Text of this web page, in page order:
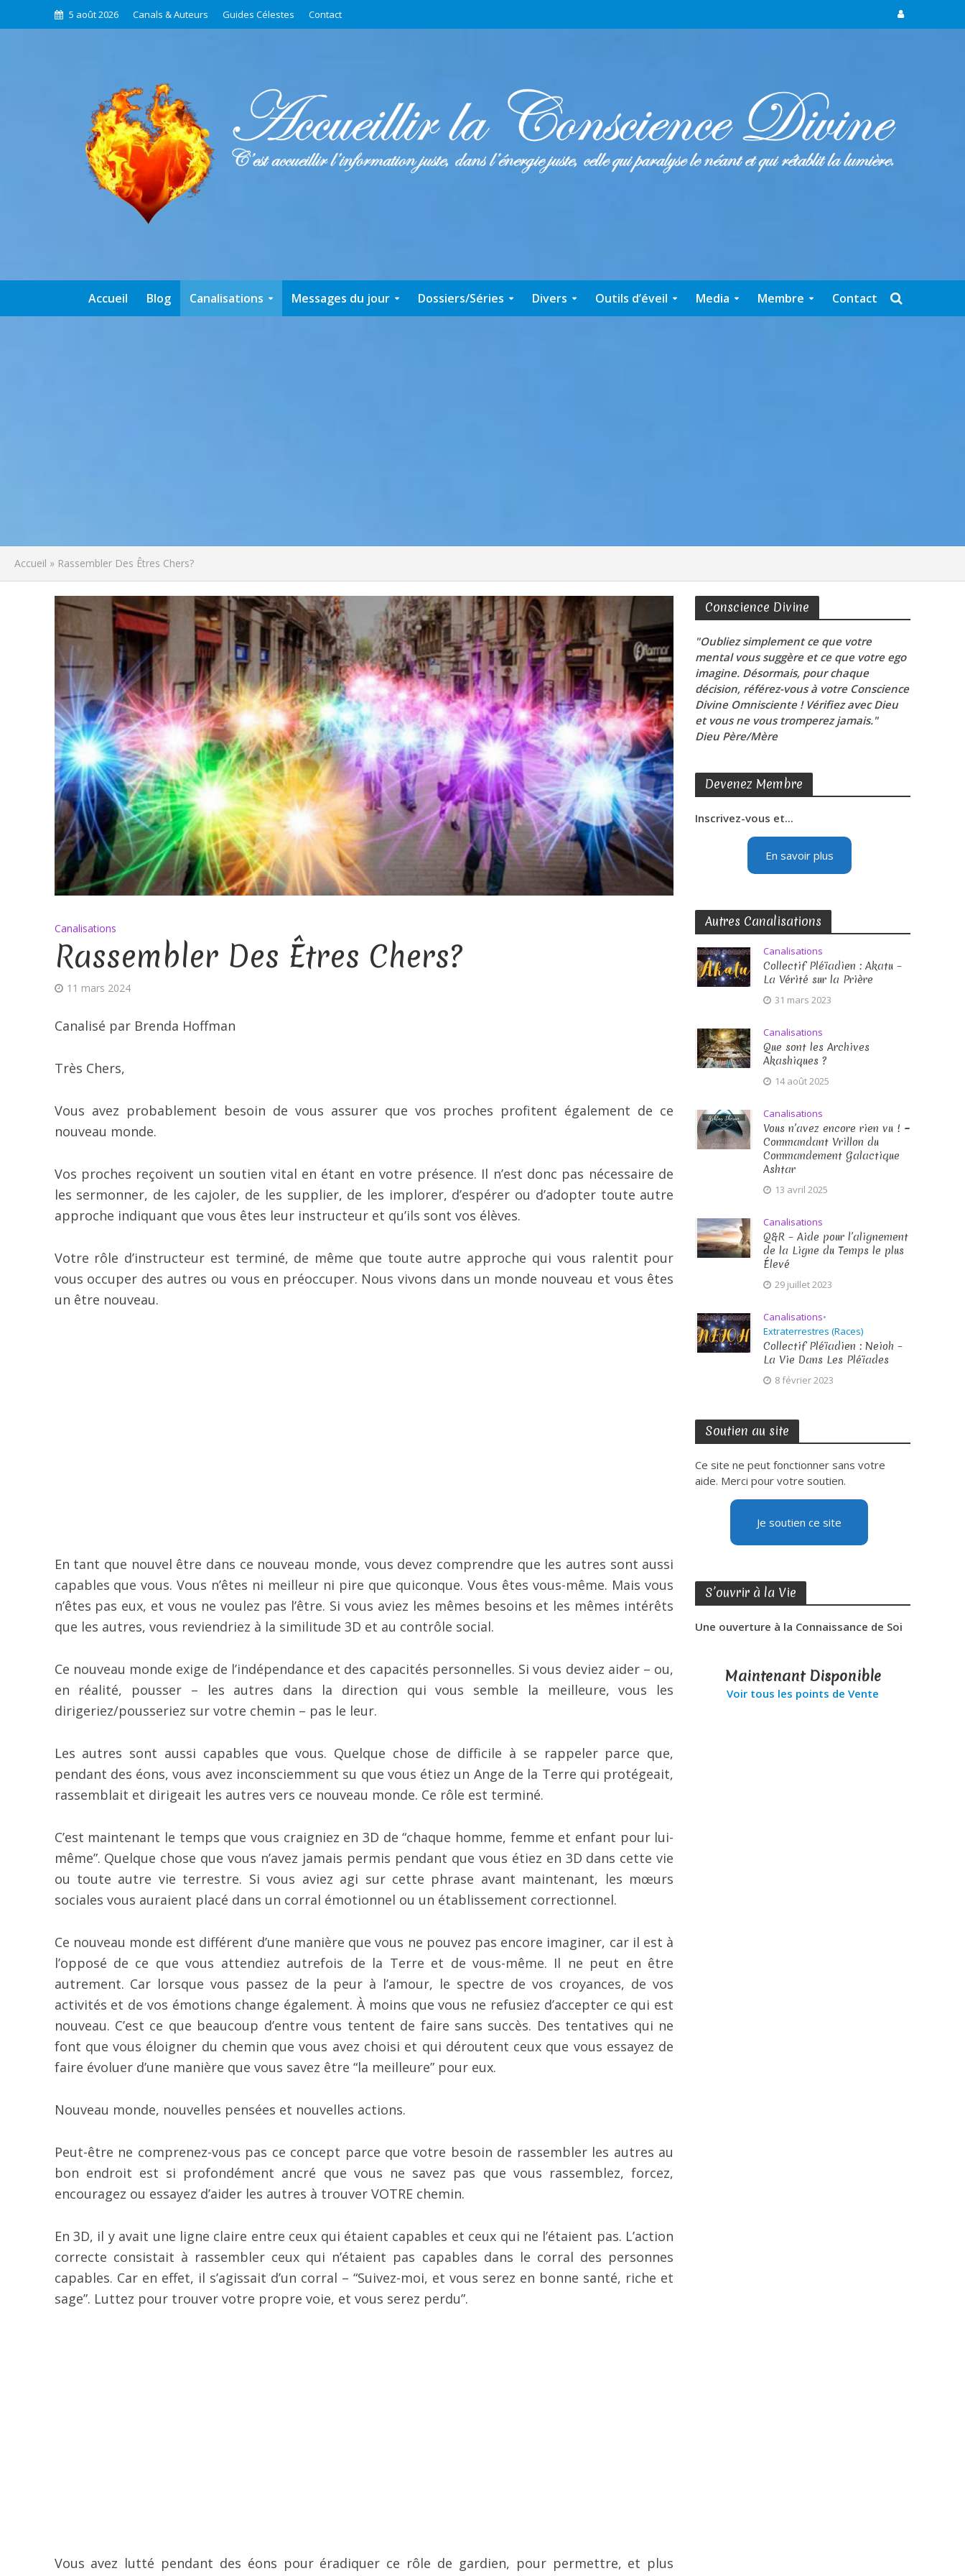
5 août 2026 Canals & Auteurs Guides Célestes Contact
Accueil Blog Canalisations Messages du jour Dossiers/Séries Divers Outils d’éveil Media Membre Contact
Accueil » Rassembler Des Êtres Chers?
Canalisations
Rassembler Des Êtres Chers?
11 mars 2024
Canalisé par Brenda Hoffman
Très Chers,
Vous avez probablement besoin de vous assurer que vos proches profitent également de ce
nouveau monde.
Vos proches reçoivent un soutien vital en étant en votre présence. Il n’est donc pas nécessaire de
les sermonner, de les cajoler, de les supplier, de les implorer, d’espérer ou d’adopter toute autre
approche indiquant que vous êtes leur instructeur et qu’ils sont vos élèves.
Votre rôle d’instructeur est terminé, de même que toute autre approche qui vous ralentit pour
vous occuper des autres ou vous en préoccuper. Nous vivons dans un monde nouveau et vous êtes
un être nouveau.
En tant que nouvel être dans ce nouveau monde, vous devez comprendre que les autres sont aussi
capables que vous. Vous n’êtes ni meilleur ni pire que quiconque. Vous êtes vous-même. Mais vous
n’êtes pas eux, et vous ne voulez pas l’être. Si vous aviez les mêmes besoins et les mêmes intérêts
que les autres, vous reviendriez à la similitude 3D et au contrôle social.
Ce nouveau monde exige de l’indépendance et des capacités personnelles. Si vous deviez aider – ou,
en réalité, pousser – les autres dans la direction qui vous semble la meilleure, vous les
dirigeriez/pousseriez sur votre chemin – pas le leur.
Les autres sont aussi capables que vous. Quelque chose de difficile à se rappeler parce que,
pendant des éons, vous avez inconsciemment su que vous étiez un Ange de la Terre qui protégeait,
rassemblait et dirigeait les autres vers ce nouveau monde. Ce rôle est terminé.
C’est maintenant le temps que vous craigniez en 3D de “chaque homme, femme et enfant pour lui-
même”. Quelque chose que vous n’avez jamais permis pendant que vous étiez en 3D dans cette vie
ou toute autre vie terrestre. Si vous aviez agi sur cette phrase avant maintenant, les mœurs
sociales vous auraient placé dans un corral émotionnel ou un établissement correctionnel.
Ce nouveau monde est différent d’une manière que vous ne pouvez pas encore imaginer, car il est à
l’opposé de ce que vous attendiez autrefois de la Terre et de vous-même. Il ne peut en être
autrement. Car lorsque vous passez de la peur à l’amour, le spectre de vos croyances, de vos
activités et de vos émotions change également. À moins que vous ne refusiez d’accepter ce qui est
nouveau. C’est ce que beaucoup d’entre vous tentent de faire sans succès. Des tentatives qui ne
font que vous éloigner du chemin que vous avez choisi et qui déroutent ceux que vous essayez de
faire évoluer d’une manière que vous savez être “la meilleure” pour eux.
Nouveau monde, nouvelles pensées et nouvelles actions.
Peut-être ne comprenez-vous pas ce concept parce que votre besoin de rassembler les autres au
bon endroit est si profondément ancré que vous ne savez pas que vous rassemblez, forcez,
encouragez ou essayez d’aider les autres à trouver VOTRE chemin.
En 3D, il y avait une ligne claire entre ceux qui étaient capables et ceux qui ne l’étaient pas. L’action
correcte consistait à rassembler ceux qui n’étaient pas capables dans le corral des personnes
capables. Car en effet, il s’agissait d’un corral – “Suivez-moi, et vous serez en bonne santé, riche et
sage”. Luttez pour trouver votre propre voie, et vous serez perdu”.
Vous avez lutté pendant des éons pour éradiquer ce rôle de gardien, pour permettre, et plus
Conscience Divine
"Oubliez simplement ce que votre
mental vous suggère et ce que votre ego
imagine. Désormais, pour chaque
décision, référez-vous à votre Conscience
Divine Omnisciente ! Vérifiez avec Dieu
et vous ne vous tromperez jamais."
Dieu Père/Mère
Devenez Membre
Inscrivez-vous et...
En savoir plus
Autres Canalisations
Canalisations
Collectif Pléïadien : Akatu –
La Vérité sur la Prière
31 mars 2023
Canalisations
Que sont les Archives
Akashiques ?
14 août 2025
Canalisations
Vous n’avez encore rien vu ! ~
Commandant Vrillon du
Commandement Galactique
Ashtar
13 avril 2025
Canalisations
Q&R – Aide pour l’alignement
de la Ligne du Temps le plus
Élevé
29 juillet 2023
Canalisations•
Extraterrestres (Races)
Collectif Pléïadien : Neioh –
La Vie Dans Les Pléïades
8 février 2023
Soutien au site
Ce site ne peut fonctionner sans votre
aide. Merci pour votre soutien.
Je soutien ce site
S’ouvrir à la Vie
Une ouverture à la Connaissance de Soi
Maintenant Disponible
Voir tous les points de Vente